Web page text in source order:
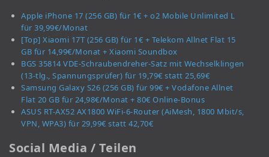
Apple iPhone 17 (256 GB) für 1€ + o2 Mobile Unlimited L
für 39,99€/Monat
[Top] Xiaomi 17T (256 GB) für 1€ + Telekom Allnet Flat 15
GB für 14,99€/Monat + Xiaomi Soundbox
BGS 35814 VDE-Schraubendreher-Satz mit Wechselklingen
(13-tlg., Spannungsprüfer) für 19,79€ statt 25,69€
Samsung Galaxy S26 (256 GB) für 99€ + Vodafone Allnet
Flat 20 GB für 24,98€/Monat + 80€ Online-Bonus
ASUS RT-AX52 AX1800 WiFi-6-Router (AiMesh, 1800 Mbit/s,
VPN, WPA3) für 29,99€ statt 42,70€
Social Media / Teilen